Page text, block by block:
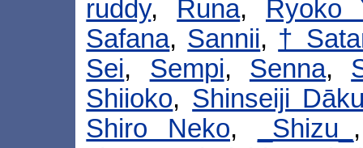
ruddy, Runa, Ryoko
Safana, Sannii, †
Sei, Sempi, Senna,
Shiioko, Shinseiji
Shiro Neko, _Shizu_